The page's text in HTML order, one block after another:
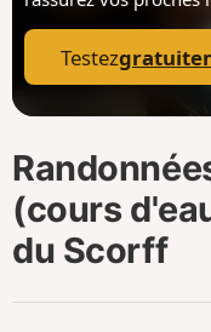
Testez
(cours
du Scorff